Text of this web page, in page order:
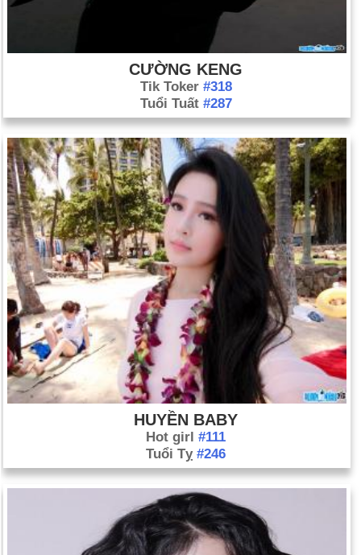
CƯỜNG KENG
Tik Toker #318
Tuổi Tuất #287
HUYỀN BABY
Hot girl #111
Tuổi Tỵ #246